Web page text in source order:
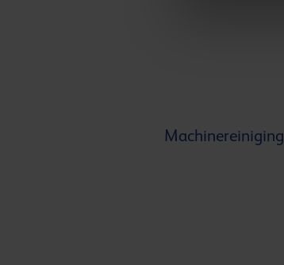
Machinereiniging